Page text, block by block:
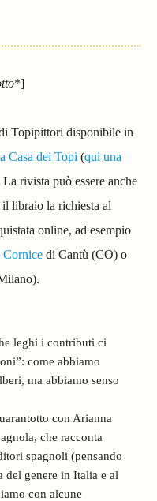
*]
Topipittori disponibile in
Casa dei Topi (qui una
rivista può essere anche
libraio la richiesta al
online, ad esempio
Cornice di Cantù (CO) o
leghi i contributi ci
come abbiamo
ma abbiamo senso
con Arianna
che racconta
spagnoli (pensando
del genere in Italia e al
con alcune